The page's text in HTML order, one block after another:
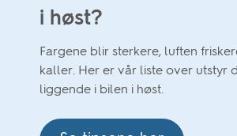
i høst?
Fargene blir sterkere, luften
kaller. Her er vår liste over utstyr
liggende i bilen i høst.